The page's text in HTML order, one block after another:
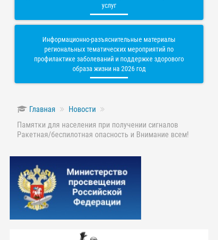
услуг
Информационно-разъяснительные материалы
региональных тематических мероприятий по
профилактике заболеваний и поддержке здорового
образа жизни на 2026 год
Главная
Новости
Памятки для населения при получении сигналов
Ракетная/беспилотная опасность и Внимание всем!